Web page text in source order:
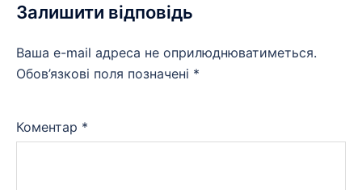
Залишити відповідь
Ваша e-mail адреса не оприлюднюватиметься.
Обов’язкові поля позначені *
Коментар *